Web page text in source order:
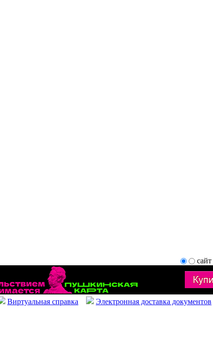
сайт
Виртуальная справка
Электронная доставка документов